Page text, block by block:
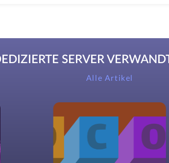
SERVER
Alle Artikel